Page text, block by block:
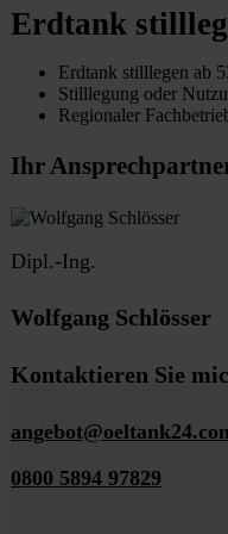
Erdtank
Erdtank stilllegen ab
Stilllegung oder
Regionaler
Ihr
Dipl.-Ing.
Wolfgang Schlösser
Kontaktieren Sie
0800 5894 97829